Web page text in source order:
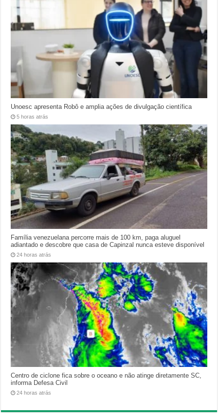
Unoesc apresenta Robô e amplia ações de divulgação científica
5 horas atrás
Família venezuelana percorre mais de 100 km, paga aluguel
adiantado e descobre que casa de Capinzal nunca esteve disponível
24 horas atrás
Centro de ciclone fica sobre o oceano e não atinge diretamente SC,
informa Defesa Civil
24 horas atrás